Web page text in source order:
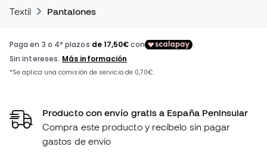
Textil Pantalones
Producto con envío gratis a España Peninsular
Compra este producto y recíbelo sin pagar
gastos de envío